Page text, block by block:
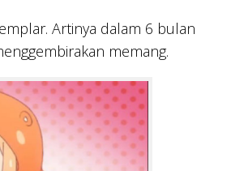
Artinya dalam 6 bulan
memang.